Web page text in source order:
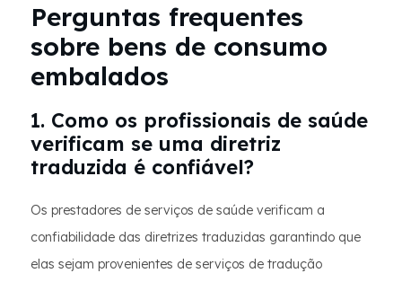
Perguntas frequentes
sobre bens de consumo
embalados
1. Como os profissionais de saúde
verificam se uma diretriz
traduzida é confiável?
Os prestadores de serviços de saúde verificam a
confiabilidade das diretrizes traduzidas garantindo que
elas sejam provenientes de serviços de tradução